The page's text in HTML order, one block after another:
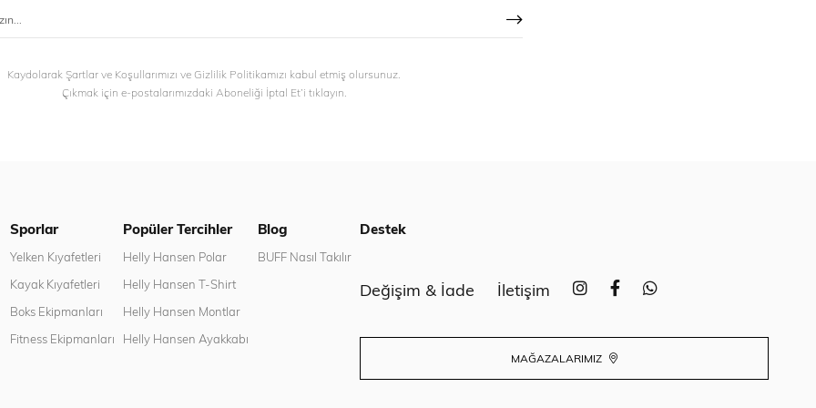
Kaydolarak Şartlar ve Koşullarımızı ve Gizlilik Politikamızı kabul etmiş olursunuz.
Çıkmak için e-postalarımızdaki Aboneliği İptal Et’i tıklayın.
Sporlar
Yelken Kıyafetleri
Kayak Kıyafetleri
Boks Ekipmanları
Fitness Ekipmanları
Popüler Tercihler
Helly Hansen Polar
Helly Hansen T-Shirt
Helly Hansen Montlar
Helly Hansen Ayakkabı
Blog
BUFF Nasıl Takılır
Destek
Değişim & İade İletişim
MAĞAZALARIMIZ